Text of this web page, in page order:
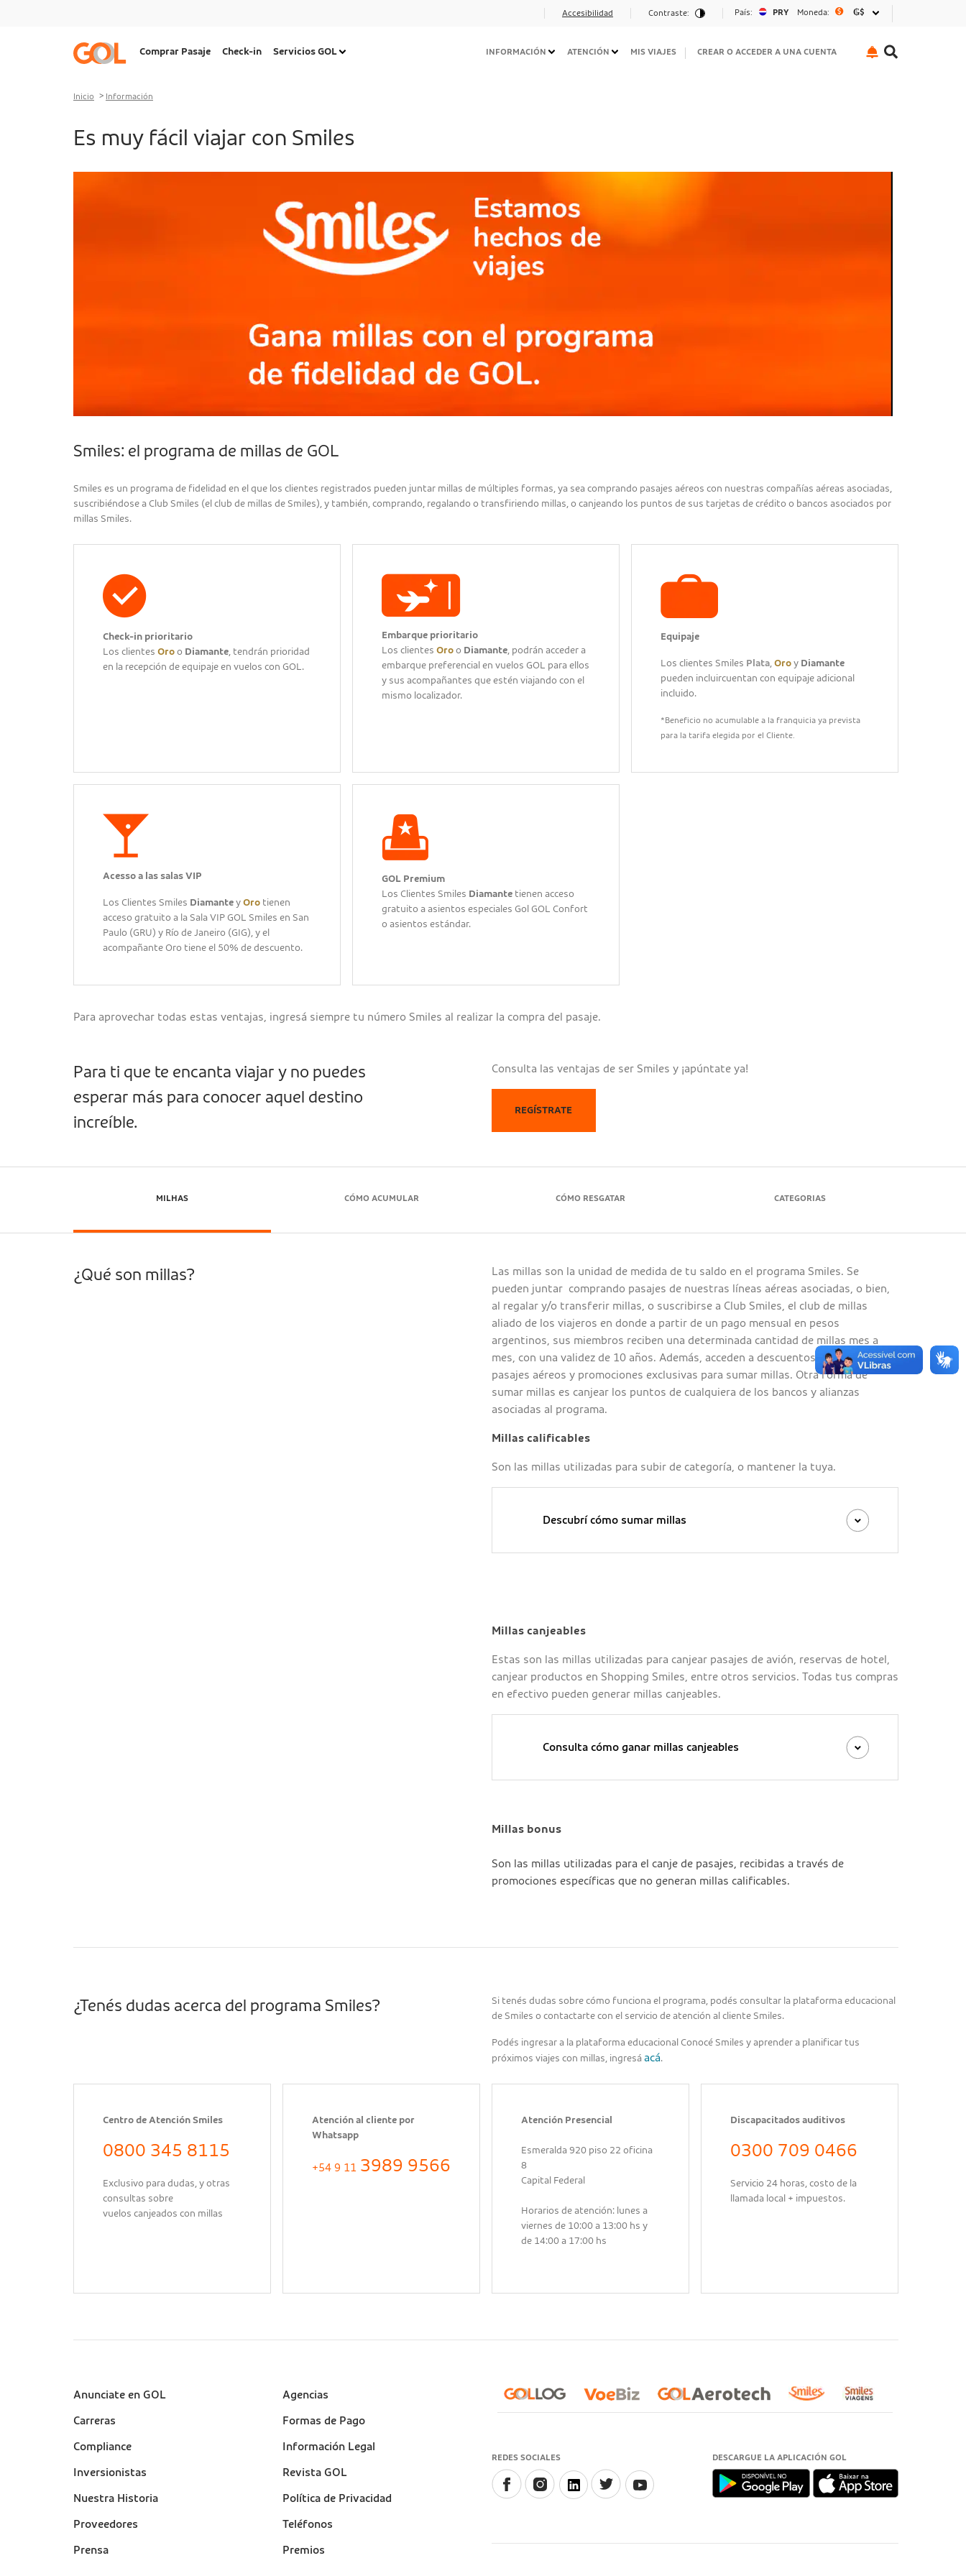
Accesibilidad Contraste: País: PRY Moneda: ₲$
Navegação
Comprar Pasaje Check-in Servicios GOL
Navegação
INFORMACIÓN ATENCIÓN MIS VIAJES CREAR O ACCEDER A UNA CUENTA
Inicio Información
Es muy fácil viajar con Smiles
Smiles: el programa de millas de GOL
Smiles es un programa de fidelidad en el que los clientes registrados pueden juntar millas de múltiples formas, ya sea comprando pasajes aéreos con nuestras compañías aéreas asociadas,
suscribiéndose a Club Smiles (el club de millas de Smiles), y también, comprando, regalando o transfiriendo millas, o canjeando los puntos de sus tarjetas de crédito o bancos asociados por
millas Smiles.
Check-in prioritario
Los clientes Oro o Diamante, tendrán prioridad
en la recepción de equipaje en vuelos con GOL.
Embarque prioritario
Los clientes Oroo Diamante, podrán acceder a
embarque preferencial en vuelos GOL para ellos
y sus acompañantes que estén viajando con el
mismo localizador.
Equipaje
Los clientes Smiles Plata, Oro y Diamante
pueden incluircuentan con equipaje adicional
incluido.
*Beneficio no acumulable a la franquicia ya prevista
para la tarifa elegida por el Cliente.
Acesso a las salas VIP
Los Clientes Smiles Diamante y Oro tienen
acceso gratuito a la Sala VIP GOL Smiles en San
Paulo (GRU) y Río de Janeiro (GIG), y el
acompañante Oro tiene el 50% de descuento.
GOL Premium
Los Clientes Smiles Diamante tienen acceso
gratuito a asientos especiales Gol GOL Confort
o asientos estándar.
Para aprovechar todas estas ventajas, ingresá siempre tu número Smiles al realizar la compra del pasaje.
Para ti que te encanta viajar y no puedes
esperar más para conocer aquel destino
increíble.
Consulta las ventajas de ser Smiles y ¡apúntate ya!
REGÍSTRATE
MILHAS CÓMO ACUMULAR CÓMO RESGATAR CATEGORIAS
¿Qué son millas?
Las millas son la unidad de medida de tu saldo en el programa Smiles. Se
pueden juntar comprando pasajes de nuestras líneas aéreas asociadas, o bien,
al regalar y/o transferir millas, o suscribirse a Club Smiles, el club de millas
aliado de los viajeros en donde a partir de un pago mensual en pesos
argentinos, sus miembros reciben una determinada cantidad de millas mes a
mes, con una validez de 10 años. Además, acceden a descuentos especiales en
pasajes aéreos y promociones exclusivas para sumar millas. Otra forma de
sumar millas es canjear los puntos de cualquiera de los bancos y alianzas
asociadas al programa.
Millas calificables
Son las millas utilizadas para subir de categoría, o mantener la tuya.
Descubrí cómo sumar millas
Millas canjeables
Estas son las millas utilizadas para canjear pasajes de avión, reservas de hotel,
canjear productos en Shopping Smiles, entre otros servicios. Todas tus compras
en efectivo pueden generar millas canjeables.
Consulta cómo ganar millas canjeables
Millas bonus
Son las millas utilizadas para el canje de pasajes, recibidas a través de
promociones específicas que no generan millas calificables.
¿Tenés dudas acerca del programa Smiles?
Si tenés dudas sobre cómo funciona el programa, podés consultar la plataforma educacional
de Smiles o contactarte con el servicio de atención al cliente Smiles.
Podés ingresar a la plataforma educacional Conocé Smiles y aprender a planificar tus
próximos viajes con millas, ingresá acá.
Centro de Atención Smiles
0800 345 8115
Exclusivo para dudas, y otras
consultas sobre
vuelos canjeados con millas
Atención al cliente por
Whatsapp
+54 9 11 3989 9566
Atención Presencial
Esmeralda 920 piso 22 oficina
8
Capital Federal
Horarios de atención: lunes a
viernes de 10:00 a 13:00 hs y
de 14:00 a 17:00 hs
Discapacitados auditivos
0300 709 0466
Servicio 24 horas, costo de la
llamada local + impuestos.
Sobre a Gol (footer)
Anunciate en GOL
Carreras
Compliance
Inversionistas
Nuestra Historia
Proveedores
Prensa
Suporte
Agencias
Formas de Pago
Información Legal
Revista GOL
Política de Privacidad
Teléfonos
Premios
REDES SOCIALES DESCARGUE LA APLICACIÓN GOL